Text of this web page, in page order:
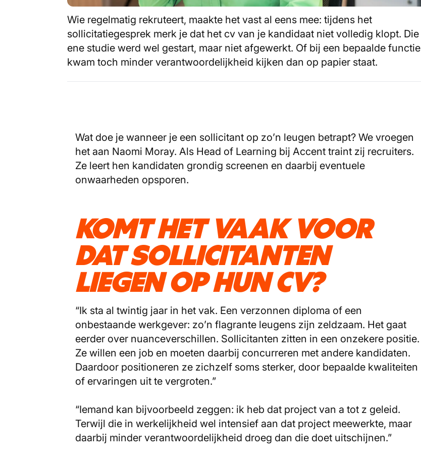
Wie regelmatig rekruteert, maakte het vast al eens mee: tijdens het
sollicitatiegesprek merk je dat het cv van je kandidaat niet volledig klopt. Die
ene studie werd wel gestart, maar niet afgewerkt. Of bij een bepaalde functie
kwam toch minder verantwoordelijkheid kijken dan op papier staat.
Wat doe je wanneer je een sollicitant op zo’n leugen betrapt? We vroegen
het aan Naomi Moray. Als Head of Learning bij Accent traint zij recruiters.
Ze leert hen kandidaten grondig screenen en daarbij eventuele
onwaarheden opsporen.
KOMT HET VAAK VOOR
DAT SOLLICITANTEN
LIEGEN OP HUN CV?
“Ik sta al twintig jaar in het vak. Een verzonnen diploma of een
onbestaande werkgever: zo’n flagrante leugens zijn zeldzaam. Het gaat
eerder over nuanceverschillen. Sollicitanten zitten in een onzekere positie.
Ze willen een job en moeten daarbij concurreren met andere kandidaten.
Daardoor positioneren ze zichzelf soms sterker, door bepaalde kwaliteiten
of ervaringen uit te vergroten.”
“Iemand kan bijvoorbeeld zeggen: ik heb dat project van a tot z geleid.
Terwijl die in werkelijkheid wel intensief aan dat project meewerkte, maar
daarbij minder verantwoordelijkheid droeg dan die doet uitschijnen.”